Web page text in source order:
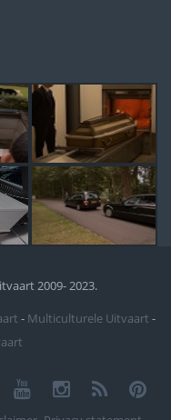
2009- 2023.
- Multiculturele Uitvaart -